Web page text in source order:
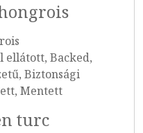
ellátott, Backed,
Biztonsági
Mentett
turc